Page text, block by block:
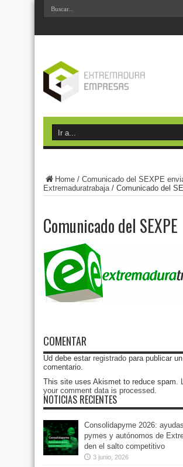
Home / Comunicado del SEXPE
Extremaduratrabaja/ Comunicado del
Comunicado del SEXPE
COMENTAR
Ud debe estar registrado para publicar un
comentario.
This site uses Akismet to reduce spam.
your comment data is processed.
NOTICIAS RECIENTES
Consolidapyme 2026:
pymes y autónomos de
den el salto competitivo
3 junio, 2026